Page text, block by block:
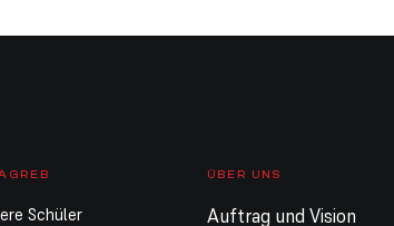
Schüler
ÜBER UNS
Auftrag und Vision